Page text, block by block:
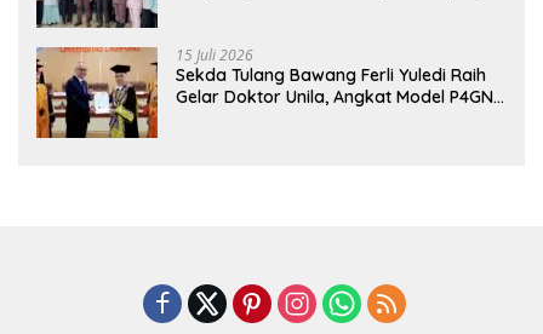
15 Juli 2026
Sekda Tulang Bawang Ferli Yuledi Raih
Gelar Doktor Unila, Angkat Model P4GN